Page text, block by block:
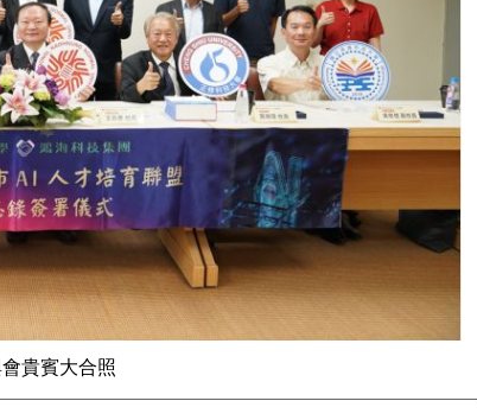
貴賓大合照